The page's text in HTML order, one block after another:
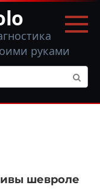
руками
шевроле